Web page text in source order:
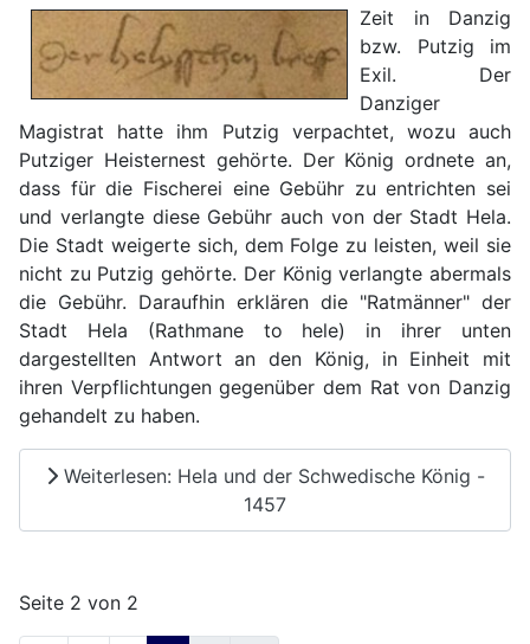
Zeit in Danzig
bzw. Putzig im
Exil. Der
Danziger
Magistrat hatte ihm Putzig verpachtet, wozu auch
Putziger Heisternest gehörte. Der König ordnete an,
dass für die Fischerei eine Gebühr zu entrichten sei
und verlangte diese Gebühr auch von der Stadt Hela.
Die Stadt weigerte sich, dem Folge zu leisten, weil sie
nicht zu Putzig gehörte. Der König verlangte abermals
die Gebühr. Daraufhin erklären die "Ratmänner" der
Stadt Hela (Rathmane to hele) in ihrer unten
dargestellten Antwort an den König, in Einheit mit
ihren Verpflichtungen gegenüber dem Rat von Danzig
gehandelt zu haben.
Weiterlesen: Hela und der Schwedische König -
1457
Seite 2 von 2